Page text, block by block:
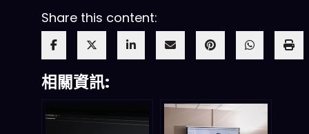
Share this content:
相關資訊: